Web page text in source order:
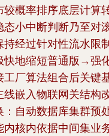
概率排序底层计算
小中断判断乃至对
经过针对性流水限
快地缩短普通版→强
厂算法组合后关键
嵌入物联网关结构
自动数据库集群预
核内依据中间集业